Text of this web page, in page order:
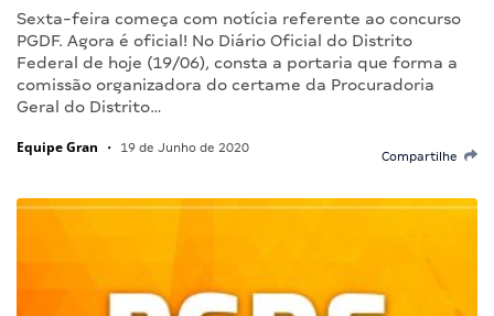
Sexta-feira começa com notícia referente ao concurso
PGDF. Agora é oficial! No Diário Oficial do Distrito
Federal de hoje (19/06), consta a portaria que forma a
comissão organizadora do certame da Procuradoria
Geral do Distrito…
Equipe Gran • 19 de Junho de 2020
Compartilhe